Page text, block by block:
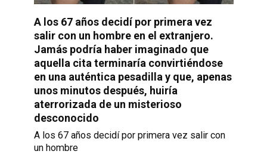
A los 67 años decidí por primera vez
salir con un hombre en el extranjero.
Jamás podría haber imaginado que
aquella cita terminaría convirtiéndose
en una auténtica pesadilla y que, apenas
unos minutos después, huiría
aterrorizada de un misterioso
desconocido
A los 67 años decidí por primera vez salir con
un hombre